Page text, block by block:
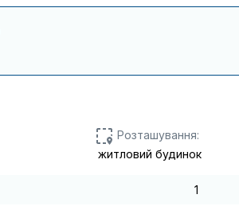
Розташування:
житловий будинок
1